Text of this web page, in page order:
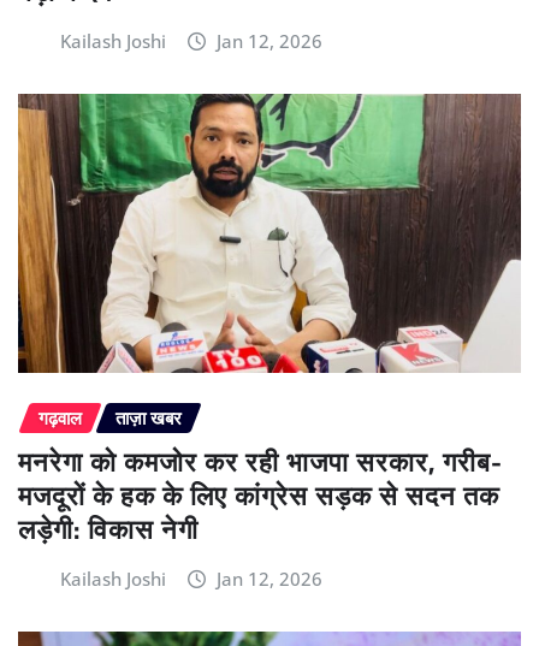
Kailash Joshi Jan 12, 2026
गढ़वाल ताज़ा खबर
मनरेगा को कमजोर कर रही भाजपा सरकार, गरीब-
मजदूरों के हक के लिए कांग्रेस सड़क से सदन तक
लड़ेगी: विकास नेगी
Kailash Joshi Jan 12, 2026